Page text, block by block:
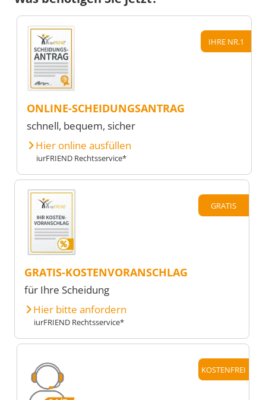
IHRE NR.1
ONLINE-SCHEIDUNGSANTRAG
schnell, bequem, sicher
Hier online ausfüllen
iurFRIEND Rechtsservice*
GRATIS
GRATIS-KOSTENVORANSCHLAG
für Ihre Scheidung
Hier bitte anfordern
iurFRIEND Rechtsservice*
KOSTENFREI